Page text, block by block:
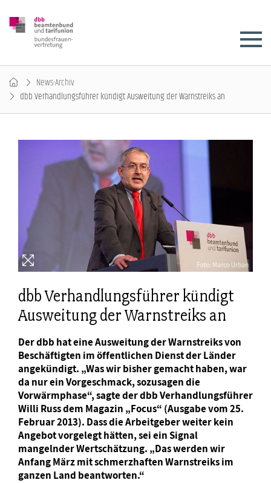
News-Archiv
dbb Verhandlungsführer kündigt Ausweitung der Warnstreiks an
dbb Verhandlungsführer kündigt
Ausweitung der Warnstreiks an
Der dbb hat eine Ausweitung der Warnstreiks von
Beschäftigten im öffentlichen Dienst der Länder
angekündigt. „Was wir bisher gemacht haben, war
da nur ein Vorgeschmack, sozusagen die
Vorwärmphase“, sagte der dbb Verhandlungsführer
Willi Russ dem Magazin „Focus“ (Ausgabe vom 25.
Februar 2013). Dass die Arbeitgeber weiter kein
Angebot vorgelegt hätten, sei ein Signal
mangelnder Wertschätzung. „Das werden wir
Anfang März mit schmerzhaften Warnstreiks im
ganzen Land beantworten.“